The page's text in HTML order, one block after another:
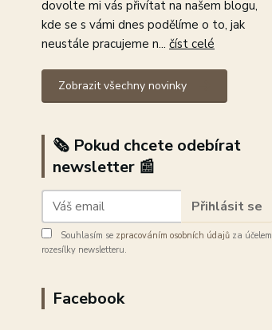
dovolte mi vás přivítat na našem blogu,
kde se s vámi dnes podělíme o to, jak
neustále pracujeme n... číst celé
Zobrazit všechny novinky
🗞️ Pokud chcete odebírat
newsletter 📰
Přihlásit se
Souhlasím se zpracováním osobních údajů za účelem
rozesílky newsletteru.
Facebook